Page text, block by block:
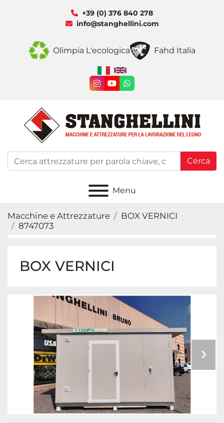
+39 (0) 376 840 278
info@stanghellini.com
Olimpia L'ecologica Fahd Italia
instagram
youtubewhatsapp
Cerca
Menu
Macchine e Attrezzature
BOX VERNICI
8747073
BOX VERNICI